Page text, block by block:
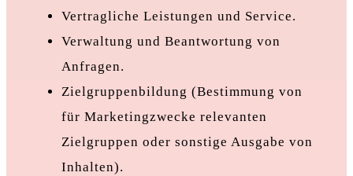
Vertragliche Leistungen und Service.
Verwaltung und Beantwortung von
Anfragen.
Zielgruppenbildung (Bestimmung von
für Marketingzwecke relevanten
Zielgruppen oder sonstige Ausgabe von
Inhalten).